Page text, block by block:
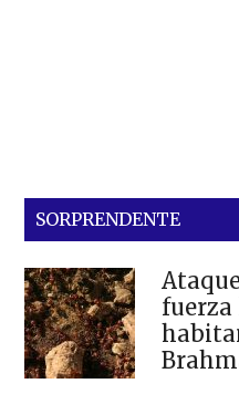
SORPRENDENTE
fuerza